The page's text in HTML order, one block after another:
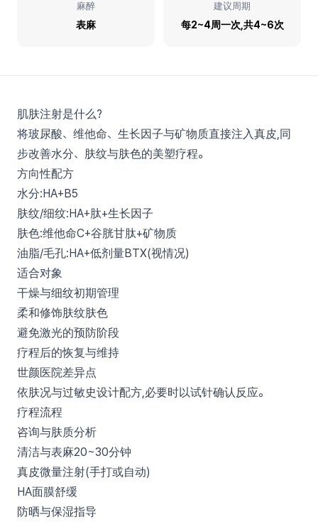
麻醉
表麻
建议周期
每2~4周一次,共4~6次
肌肤注射是什么?
将玻尿酸、维他命、生长因子与矿物质直接注入真皮,同
步改善水分、肤纹与肤色的美塑疗程。
方向性配方
水分:HA+B5
肤纹/细纹:HA+肽+生长因子
肤色:维他命C+谷胱甘肽+矿物质
油脂/毛孔:HA+低剂量BTX(视情况)
适合对象
干燥与细纹初期管理
柔和修饰肤纹肤色
避免激光的预防阶段
疗程后的恢复与维持
世颜医院差异点
依肤况与过敏史设计配方,必要时以试针确认反应。
疗程流程
咨询与肤质分析
清洁与表麻20~30分钟
真皮微量注射(手打或自动)
HA面膜舒缓
防晒与保湿指导